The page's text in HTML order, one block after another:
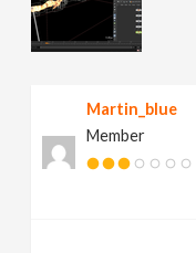
N
Martin_blue
Member